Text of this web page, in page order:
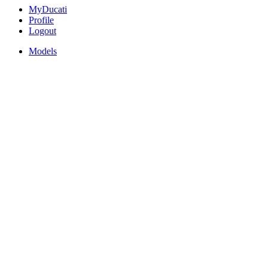
MyDucati
Profile
Logout
Models